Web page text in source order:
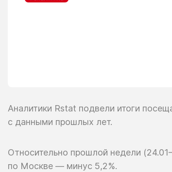
Аналитики Rstat подвели итоги
с данными прошлых лет.
Относительно прошлой недели
по Москве — минус 5,2%.